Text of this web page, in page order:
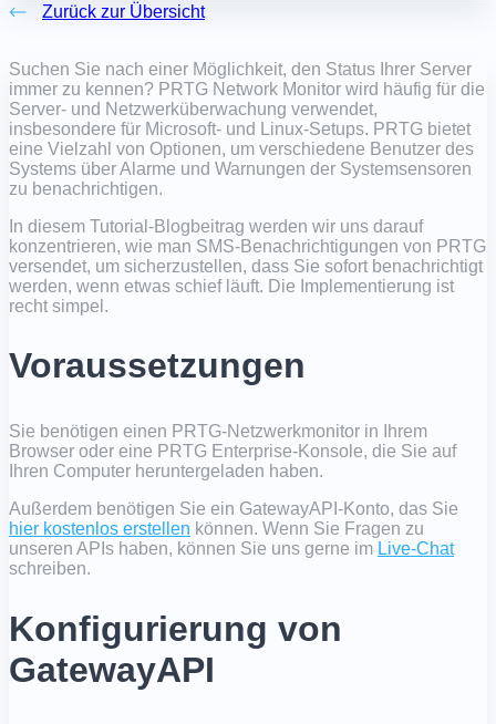
Zurück zur Übersicht
Suchen Sie nach einer Möglichkeit, den Status Ihrer Server
immer zu kennen? PRTG Network Monitor wird häufig für die
Server- und Netzwerküberwachung verwendet,
insbesondere für Microsoft- und Linux-Setups. PRTG bietet
eine Vielzahl von Optionen, um verschiedene Benutzer des
Systems über Alarme und Warnungen der Systemsensoren
zu benachrichtigen.
In diesem Tutorial-Blogbeitrag werden wir uns darauf
konzentrieren, wie man SMS-Benachrichtigungen von PRTG
versendet, um sicherzustellen, dass Sie sofort benachrichtigt
werden, wenn etwas schief läuft. Die Implementierung ist
recht simpel.
Voraussetzungen
Sie benötigen einen PRTG-Netzwerkmonitor in Ihrem
Browser oder eine PRTG Enterprise-Konsole, die Sie auf
Ihren Computer heruntergeladen haben.
Außerdem benötigen Sie ein GatewayAPI-Konto, das Sie
hier kostenlos erstellen können. Wenn Sie Fragen zu
unseren APIs haben, können Sie uns gerne im Live-Chat
schreiben.
Konfigurierung von
GatewayAPI